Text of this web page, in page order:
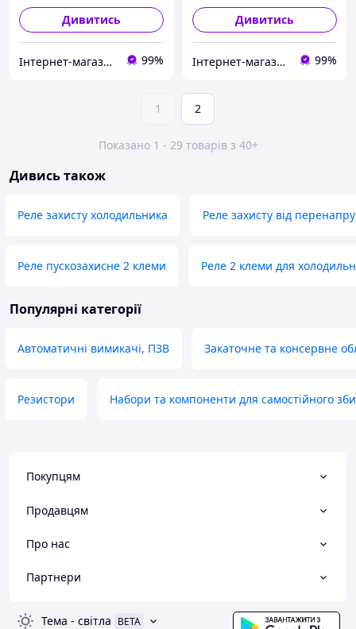
Дивитись
Інтернет-магазин "Перша гуртівня електрики" 99%
Дивитись
Інтернет-магазин "Перша гуртівня електрики" 99%
1 2
Показано 1 - 29 товарів з 40+
Дивись також
Реле захисту холодильника Реле захисту від
Реле пускозахисне 2 клеми Реле 2 клеми для
Популярні категорії
Автоматичні вимикачі, ПЗВ Закаточне та консервне
Резистори Набори та компоненти для самостійного
Покупцям
Продавцям
Про нас
Партнери
Тема - світла BETA